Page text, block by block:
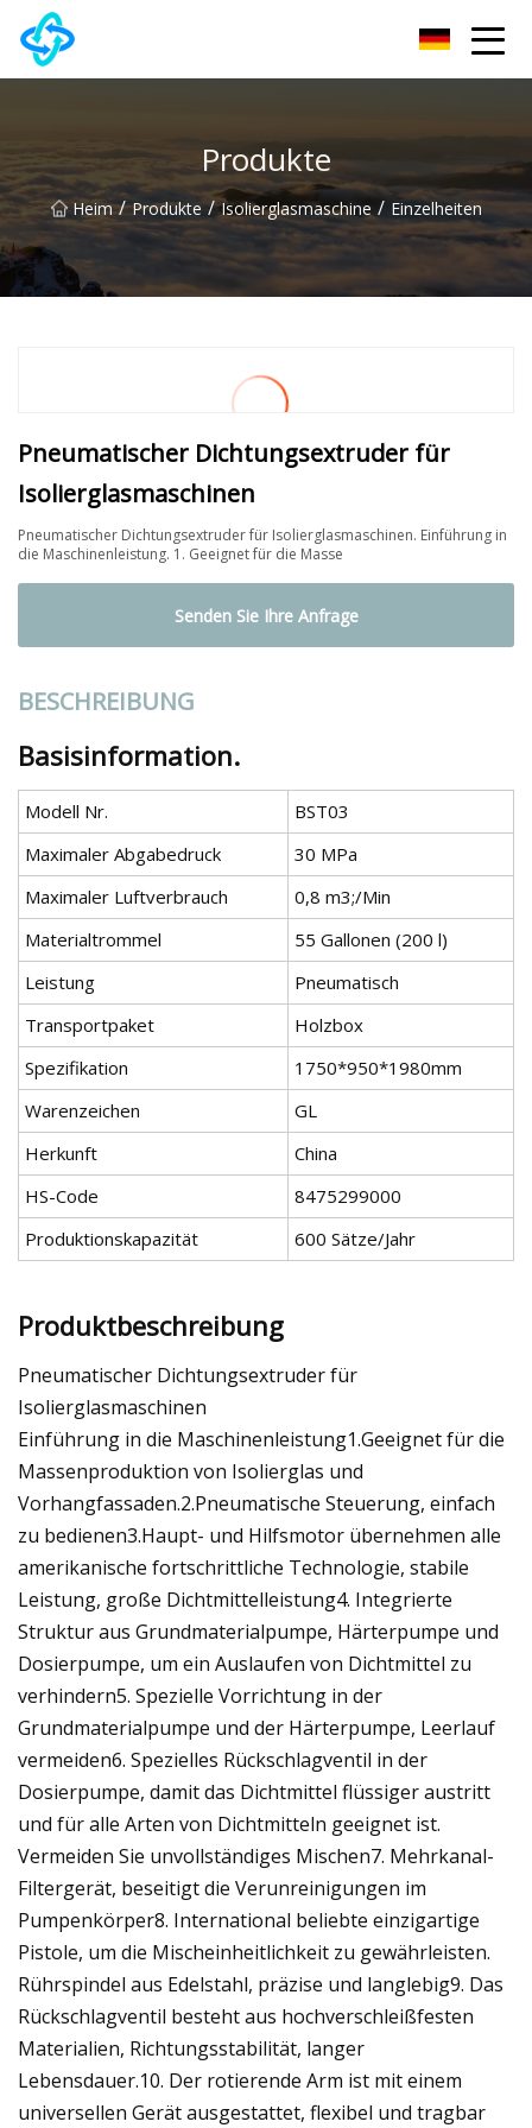
Produkte
Heim / Produkte / Isolierglasmaschine / Einzelheiten
Pneumatischer Dichtungsextruder für
Isolierglasmaschinen
Pneumatischer Dichtungsextruder für Isolierglasmaschinen. Einführung in
die Maschinenleistung. 1. Geeignet für die Masse
Senden Sie Ihre Anfrage
BESCHREIBUNG
Basisinformation.
Modell Nr.
BST03
Maximaler Abgabedruck
30 MPa
Maximaler Luftverbrauch
0,8 m3;/Min
Materialtrommel
55 Gallonen (200 l)
Leistung
Pneumatisch
Transportpaket
Holzbox
Spezifikation
1750*950*1980mm
Warenzeichen
GL
Herkunft
China
HS-Code
8475299000
Produktionskapazität
600 Sätze/Jahr
Produktbeschreibung
Pneumatischer Dichtungsextruder für
Isolierglasmaschinen
Einführung in die Maschinenleistung1.Geeignet für die
Massenproduktion von Isolierglas und
Vorhangfassaden.2.Pneumatische Steuerung, einfach
zu bedienen3.Haupt- und Hilfsmotor übernehmen alle
amerikanische fortschrittliche Technologie, stabile
Leistung, große Dichtmittelleistung4. Integrierte
Struktur aus Grundmaterialpumpe, Härterpumpe und
Dosierpumpe, um ein Auslaufen von Dichtmittel zu
verhindern5. Spezielle Vorrichtung in der
Grundmaterialpumpe und der Härterpumpe, Leerlauf
vermeiden6. Spezielles Rückschlagventil in der
Dosierpumpe, damit das Dichtmittel flüssiger austritt
und für alle Arten von Dichtmitteln geeignet ist.
Vermeiden Sie unvollständiges Mischen7. Mehrkanal-
Filtergerät, beseitigt die Verunreinigungen im
Pumpenkörper8. International beliebte einzigartige
Pistole, um die Mischeinheitlichkeit zu gewährleisten.
Rührspindel aus Edelstahl, präzise und langlebig9. Das
Rückschlagventil besteht aus hochverschleißfesten
Materialien, Richtungsstabilität, langer
Lebensdauer.10. Der rotierende Arm ist mit einem
universellen Gerät ausgestattet, flexibel und tragbar